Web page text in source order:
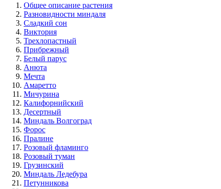
Общее описание растения
Разновидности миндаля
Сладкий сон
Виктория
Трехлопастный
Прибрежный
Белый парус
Анюта
Мечта
Амаретто
Мичурина
Калифорнийский
Десертный
Миндаль Волгоград
Форос
Пралине
Розовый фламинго
Розовый туман
Грузинский
Миндаль Ледебура
Петунникова